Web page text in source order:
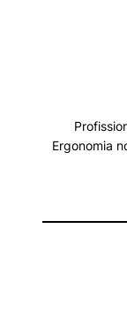
Ergonomia